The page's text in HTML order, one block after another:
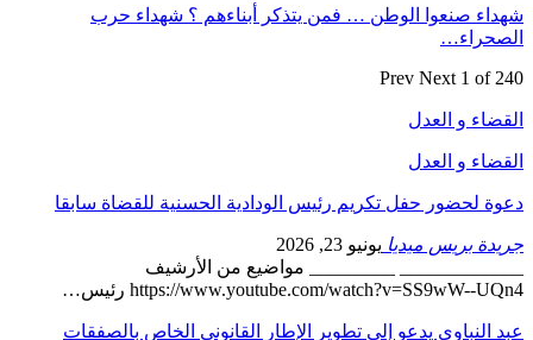
شهداء صنعوا الوطن … فمن يتذكر أبناءهم ؟ شهداء حرب
الصحراء…
Prev Next 1 of 240
القضاء و العدل
القضاء و العدل
دعوة لحضور حفل تكريم رئيس الودادية الحسنية للقضاة سابقا
جريدة بريس ميديا يونيو 23, 2026
_____________ _________ مواضيع من الأرشيف
https://www.youtube.com/watch?v=SS9wW--UQn4 رئيس…
عبد النباوي يدعو إلى تطوير الإطار القانوني الخاص بالصفقات